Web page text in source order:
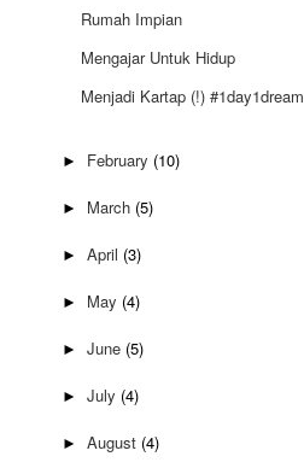
Rumah Impian
Mengajar Untuk Hidup
Menjadi Kartap (!) #1day1dream
► February (10)
► March (5)
► April (3)
► May (4)
► June (5)
► July (4)
► August (4)